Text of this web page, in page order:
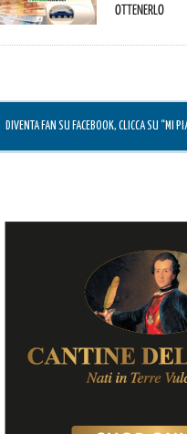
ottenerlo
DIVENTA FAN SU FACEBOOK, CLICCA SU “MI